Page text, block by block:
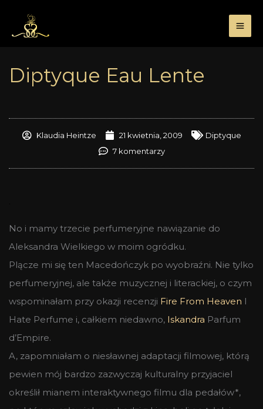
treści
Diptyque Eau Lente
Klaudia Heintze 21 kwietnia, 2009
Diptyque
7 komentarzy
No i mamy trzecie perfumeryjne nawiązanie do
Aleksandra Wielkiego w moim ogródku.
Plącze mi się ten Macedończyk po wyobraźni. Nie tylko
perfumeryjnej, ale także muzycznej i literackiej, o czym
wspominałam przy okazji recenzji Fire From Heaven I
Hate Perfume i, całkiem niedawno, Iskandra Parfum
d’Empire.
A, zapomniałam o niesławnej adaptacji filmowej, którą
pewien mój bardzo zazwyczaj kulturalny przyjaciel
określił mianem interaktywnego filmu dla pedałów*,